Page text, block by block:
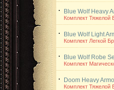
Blue Wolf Heavy
Комплект Тяжелой
Blue Wolf Light
Комплект Легкой
Blue Wolf Robe
Комплект
Doom Heavy
Комплект Тяжелой